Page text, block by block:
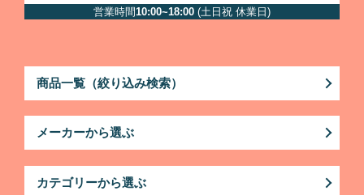
営業時間10:00~18:00 (土日祝 休業日)
商品一覧（絞り込み検索）
メーカーから選ぶ
カテゴリーから選ぶ